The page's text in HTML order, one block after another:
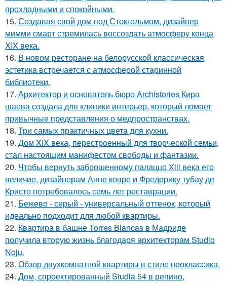
прохладными и спокойными.
15. Создавая свой дом под Стокгольмом, дизайнер
мимми смарт стремилась воссоздать атмосферу конца
XIX века.
16. В новом ресторане на белорусской классическая
эстетика встречается с атмосферой старинной
библиотеки.
17. Архитектор и основатель бюро Archistories Кира
шаева создала для клиники интерьер, который ломает
привычные представления о медпространствах.
18. Три самых практичных цвета для кухни.
19. Дом XIX века, перестроенный для творческой семьи,
стал настоящим манифестом свободы и фантазии.
20. Чтобы вернуть заброшенному палаццо Xiii века его
величие, дизайнерам Анне ковре и Фредерику тубау де
Кристо потребовалось семь лет реставрации.
21. Бежево - серый - универсальный оттенок, который
идеально подходит для любой квартиры.
22. Квартира в башне Torres Blancas в Мадриде
получила вторую жизнь благодаря архитекторам Studio
Noju.
23. Обзор двухкомнатной квартиры в стиле неоклассика.
24. Дом, спроектированный Studia 54 в репино,